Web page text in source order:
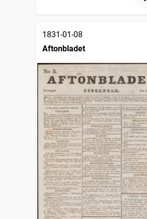
1831-01-08
Aftonbladet